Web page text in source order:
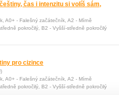
čas i intenzitu si volíš sám,
A0+ - Falešný začátečník, A2 - Mírně
pokročilý, B2 - Vyšší-středně pokročilý
pro cizince
A0+ - Falešný začátečník, A2 - Mírně
pokročilý, B2 - Vyšší-středně pokročilý